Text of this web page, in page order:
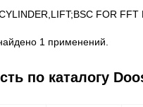
FOR FFT
1 применений.
по каталогу